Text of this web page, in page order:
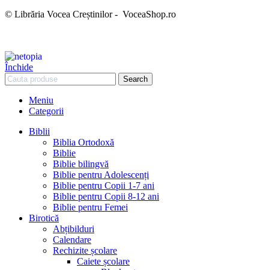
© Librăria Vocea Creștinilor - VoceaShop.ro
Închide
Search
Meniu
Categorii
Biblii
Biblia Ortodoxă
Biblie
Biblie bilingvă
Biblie pentru Adolescenți
Biblie pentru Copii 1-7 ani
Biblie pentru Copii 8-12 ani
Biblie pentru Femei
Birotică
Abțibilduri
Calendare
Rechizite școlare
Caiete școlare